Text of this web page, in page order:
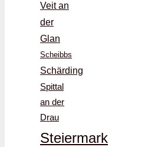
Veit an
der
Glan
Scheibbs
Schärding
Spittal
an der
Drau
Steiermark